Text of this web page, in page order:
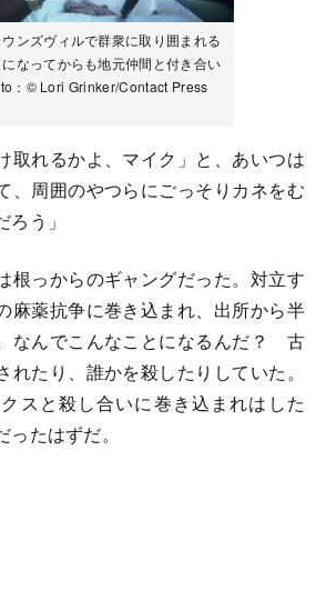
ンズヴィルで群衆に取り囲まれる
なってからも地元仲間と付き合い
：© Lori Grinker/Contact Press
取れるかよ、マイク」と、あいつは
、周囲のやつらにごっそりカネをむ
う」
根っからのギャングだった。対立す
麻薬抗争に巻き込まれ、出所から半
なんでこんなことになるんだ？ 古
れたり、誰かを殺したりしていた。
スと殺し合いに巻き込まれはした
たはずだ。